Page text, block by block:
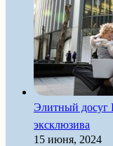
Элитный досуг
эксклюзива
15 июня, 2024